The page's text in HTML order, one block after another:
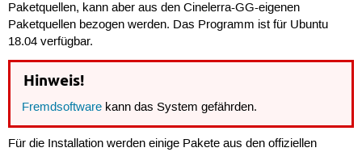
Paketquellen, kann aber aus den Cinelerra-GG-eigenen
Paketquellen bezogen werden. Das Programm ist für Ubuntu
18.04 verfügbar.
Hinweis!
Fremdsoftware kann das System gefährden.
Für die Installation werden einige Pakete aus den offiziellen